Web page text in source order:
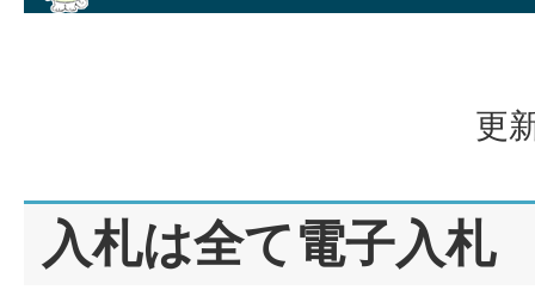
更
入札は全て電子入札